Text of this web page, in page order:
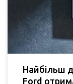
Найбільш
Ford